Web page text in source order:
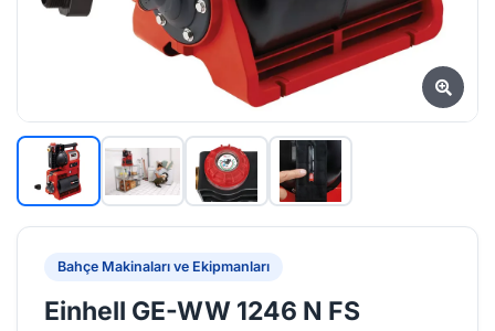
Bahçe Makinaları ve Ekipmanları
Einhell GE-WW 1246 N FS